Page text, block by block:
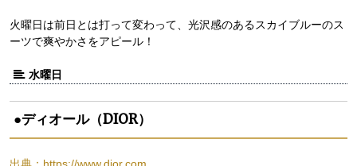
火曜日は前日とは打って変わって、光沢感のあるスカイブルーのス
ーツで爽やかさをアピール！
水曜日
●ディオール（DIOR）
出典：https://www.dior.com